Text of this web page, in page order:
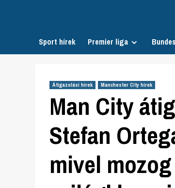
Sport hírek Premier liga
Átigazolási hírek Manchester City hírek
Man City
Stefan
mivel